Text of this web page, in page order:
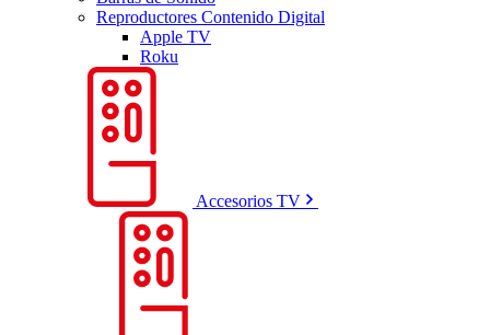
Reproductores Contenido Digital
Apple TV
Roku
Accesorios TV